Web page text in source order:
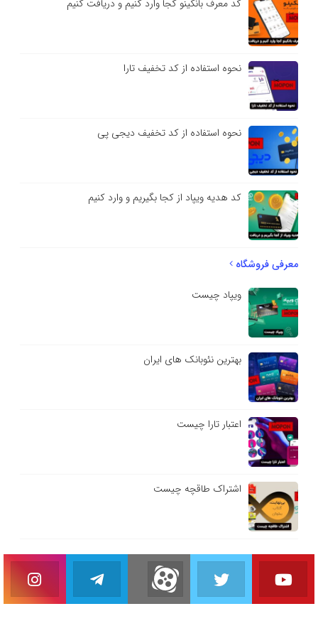
کد معرف بانکینو کجا وارد کنیم و دریافت کنیم
نحوه استفاده از کد تخفیف تارا
نحوه استفاده از کد تخفیف دیجی پی
کد هدیه ویپاد از کجا بگیریم و وارد کنیم
معرفی فروشگاه
ویپاد چیست
بهترین نئوبانک های ایران
اعتبار تارا چیست
اشتراک طاقچه چیست